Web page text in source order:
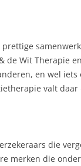
prettige
de Wit Therapie
en wel iets
valt daar
die
merken die